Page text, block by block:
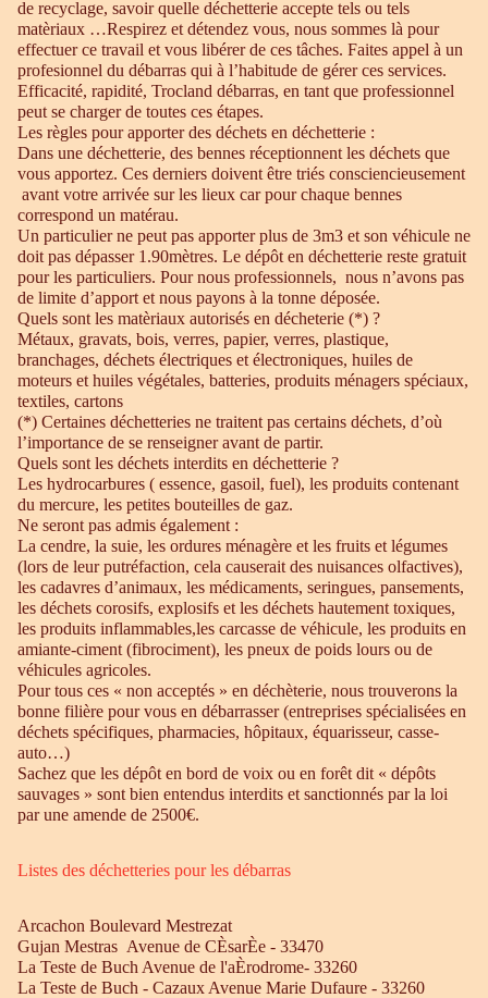
de recyclage, savoir quelle déchetterie accepte tels ou tels
matèriaux …Respirez et détendez vous, nous sommes là pour
effectuer ce travail et vous libérer de ces tâches. Faites appel à un
profesionnel du débarras qui à l’habitude de gérer ces services.
Efficacité, rapidité, Trocland débarras, en tant que professionnel
peut se charger de toutes ces étapes.
Les règles pour apporter des déchets en déchetterie :
Dans une déchetterie, des bennes réceptionnent les déchets que
vous apportez. Ces derniers doivent être triés consciencieusement
avant votre arrivée sur les lieux car pour chaque bennes
correspond un matérau.
Un particulier ne peut pas apporter plus de 3m3 et son véhicule ne
doit pas dépasser 1.90mètres. Le dépôt en déchetterie reste gratuit
pour les particuliers. Pour nous professionnels, nous n’avons pas
de limite d’apport et nous payons à la tonne déposée.
Quels sont les matèriaux autorisés en décheterie (*) ?
Métaux, gravats, bois, verres, papier, verres, plastique,
branchages, déchets électriques et électroniques, huiles de
moteurs et huiles végétales, batteries, produits ménagers spéciaux,
textiles, cartons
(*) Certaines déchetteries ne traitent pas certains déchets, d’où
l’importance de se renseigner avant de partir.
Quels sont les déchets interdits en déchetterie ?
Les hydrocarbures ( essence, gasoil, fuel), les produits contenant
du mercure, les petites bouteilles de gaz.
Ne seront pas admis également :
La cendre, la suie, les ordures ménagère et les fruits et légumes
(lors de leur putréfaction, cela causerait des nuisances olfactives),
les cadavres d’animaux, les médicaments, seringues, pansements,
les déchets corosifs, explosifs et les déchets hautement toxiques,
les produits inflammables,les carcasse de véhicule, les produits en
amiante-ciment (fibrociment), les pneux de poids lours ou de
véhicules agricoles.
Pour tous ces « non acceptés » en déchèterie, nous trouverons la
bonne filière pour vous en débarrasser (entreprises spécialisées en
déchets spécifiques, pharmacies, hôpitaux, équarisseur, casse-
auto…)
Sachez que les dépôt en bord de voix ou en forêt dit « dépôts
sauvages » sont bien entendus interdits et sanctionnés par la loi
par une amende de 2500€.
Listes des déchetteries pour les débarras
Arcachon Boulevard Mestrezat
Gujan Mestras Avenue de CÈsarÈe - 33470
La Teste de Buch Avenue de l'aÈrodrome- 33260
La Teste de Buch - Cazaux Avenue Marie Dufaure - 33260